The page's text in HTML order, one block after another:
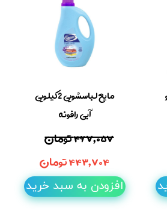
مایع لباسشویی 2کیلویی
آبی رافونه
۴۶۷,۰۵۷ تومان
۴۴۳,۷۰۴ تومان
افزودن به سبد خرید